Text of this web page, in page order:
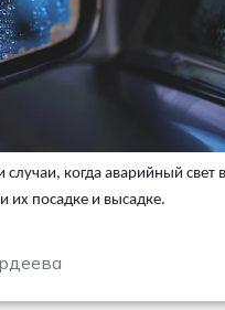
когда аварийный
их посадке и высадке.